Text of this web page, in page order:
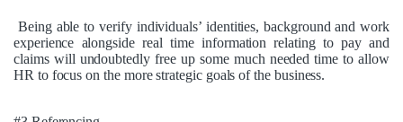
Being able to verify individuals’ identities, background and work
experience alongside real time information relating to pay and
claims will undoubtedly free up some much needed time to allow
HR to focus on the more strategic goals of the business.